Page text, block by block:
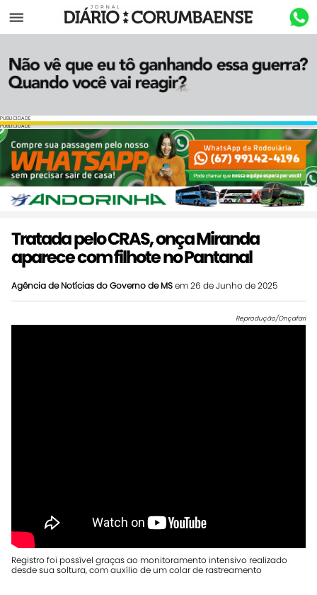
Menu
PUBLICIDADE
PUBLICIDADE
Tratada pelo CRAS, onça Miranda
aparece com filhote no Pantanal
Agência de Notícias do Governo de MSem 26 de Junho de 2025
Reprodução/Onçafari
Registro foi possível graças ao monitoramento intensivo realizado
desde sua soltura, com auxílio de um colar de rastreamento